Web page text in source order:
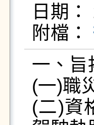
日期：
附檔：
一、旨
(一)職
(二)資